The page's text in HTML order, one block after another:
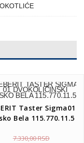
Taster Sigma01
Bela 115.770.11.5
7.330,00RSD